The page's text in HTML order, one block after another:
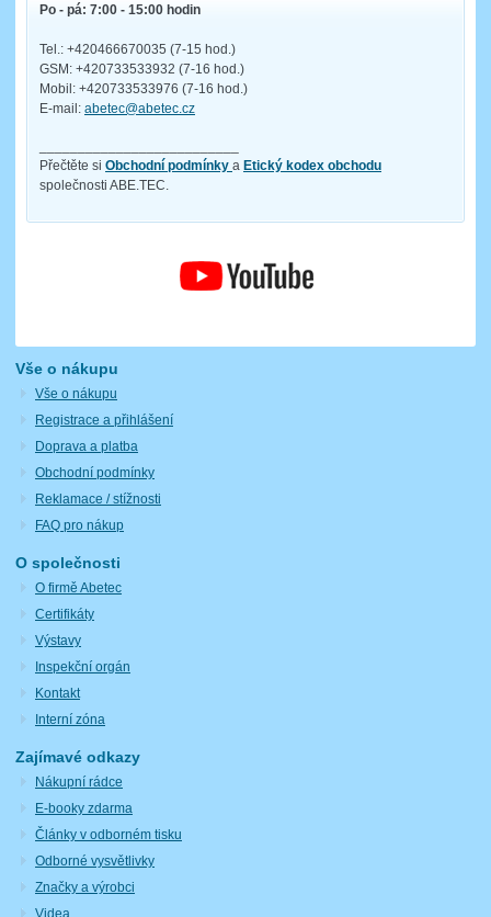
Po - pá: 7:00 - 15:00 hodin
Tel.: +420466670035 (7-15 hod.)
GSM: +420733533932 (7-16 hod.)
Mobil: +420733533976 (7-16 hod.)
E-mail: abetec@abetec.cz
Přečtěte si Obchodní podmínky a Etický kodex obchodu
společnosti ABE.TEC.
Vše o nákupu
Vše o nákupu
Registrace a přihlášení
Doprava a platba
Obchodní podmínky
Reklamace / stížnosti
FAQ pro nákup
O společnosti
O firmě Abetec
Certifikáty
Výstavy
Inspekční orgán
Kontakt
Interní zóna
Zajímavé odkazy
Nákupní rádce
E-booky zdarma
Články v odborném tisku
Odborné vysvětlivky
Značky a výrobci
Videa